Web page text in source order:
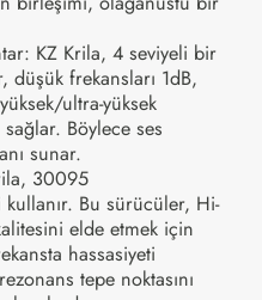
KZ Krila, 4 seviyeli bir
düşük frekansları 1dB,
ultra-yüksek
sağlar. Böylece ses
sunar.
30095
Bu sürücüler, Hi-
elde etmek için
hassasiyeti
tepe noktasını